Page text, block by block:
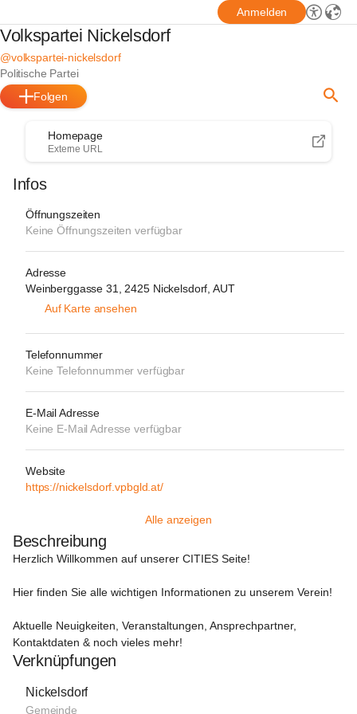
Anmelden
Volkspartei Nickelsdorf
@volkspartei-nickelsdorf
Politische Partei
Folgen
Homepage
Externe URL
Infos
Öffnungszeiten
Keine Öffnungszeiten verfügbar
Adresse
Weinberggasse 31, 2425 Nickelsdorf, AUT
Auf Karte ansehen
Telefonnummer
Keine Telefonnummer verfügbar
E-Mail Adresse
Keine E-Mail Adresse verfügbar
Website
https://nickelsdorf.vpbgld.at/
Alle anzeigen
Beschreibung
Herzlich Willkommen auf unserer CITIES Seite!
Hier finden Sie alle wichtigen Informationen zu unserem Verein!
Aktuelle Neuigkeiten, Veranstaltungen, Ansprechpartner,
Kontaktdaten & noch vieles mehr!
Verknüpfungen
Nickelsdorf
Gemeinde